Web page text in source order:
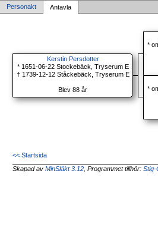
Personakt Antavla
Kerstin Persdotter
* 1651-06-22 Stockebäck, Tryserum E
† 1739-12-12 Ståckebäck, Tryserum E
Blev 88 år
*
*
<< Startsida
Skapad avMinSläkt 3.12 , Programmet tillhör:Stig-